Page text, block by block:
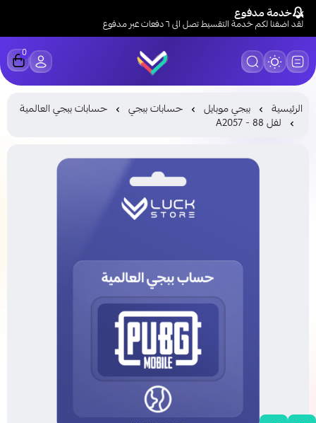
خدمة مدفوع
لقد اضفنا لكم خدمة التقسيط تصل الى ٦ دفعات عبر مدفوع
LUCK STORE
0
الرئيسية ببجي موبايل حسابات ببجي
حسابات ببجي العالمية
لفل 88 - A2057